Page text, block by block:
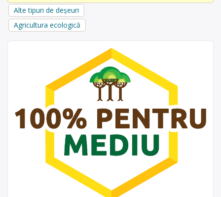
Alte tipuri de deșeuri
Agricultura ecologică